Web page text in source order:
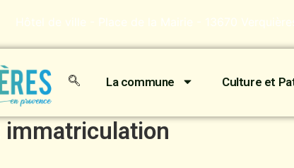
Hôtel de ville - Place de la Mairie - 13670
La commune Culture et
immatriculation